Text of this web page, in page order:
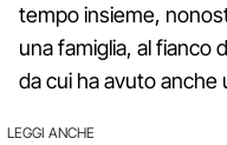
tempo insieme,
una famiglia, al fianco
da cui ha avuto anche
LEGGI ANCHE